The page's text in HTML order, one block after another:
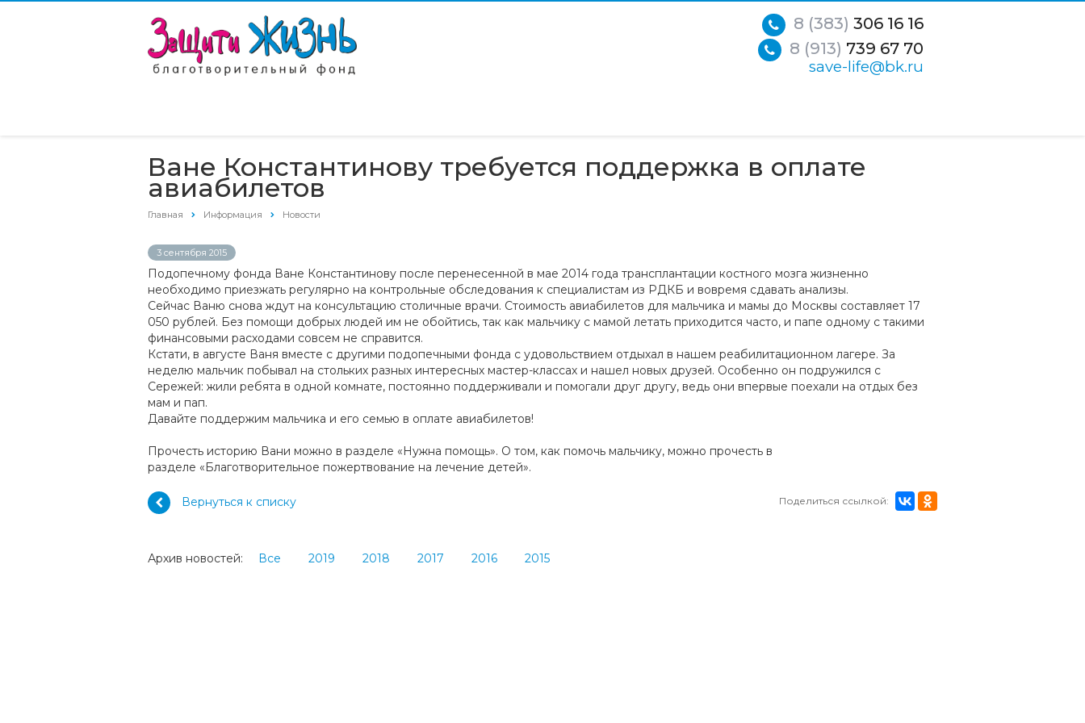
8 (383) 306 16 16
8 (913) 739 67 70
save-life@bk.ru
Ване Константинову требуется поддержка в оплате
авиабилетов
Главная Информация Новости
3 сентября 2015
Подопечному фонда Ване Константинову после перенесенной в мае 2014 года трансплантации костного мозга жизненно
необходимо приезжать регулярно на контрольные обследования к специалистам из РДКБ и вовремя сдавать анализы.
Сейчас Ваню снова ждут на консультацию столичные врачи. Стоимость авиабилетов для мальчика и мамы до Москвы составляет 17
050 рублей. Без помощи добрых людей им не обойтись, так как мальчику с мамой летать приходится часто, и папе одному с такими
финансовыми расходами совсем не справится.
Кстати, в августе Ваня вместе с другими подопечными фонда с удовольствием отдыхал в нашем реабилитационном лагере. За
неделю мальчик побывал на стольких разных интересных мастер-классах и нашел новых друзей. Особенно он подружился с
Сережей: жили ребята в одной комнате, постоянно поддерживали и помогали друг другу, ведь они впервые поехали на отдых без
мам и пап.
Давайте поддержим мальчика и его семью в оплате авиабилетов!
Прочесть историю Вани можно в разделе «Нужна помощь». О том, как помочь мальчику, можно прочесть в
разделе «Благотворительное пожертвование на лечение детей».
Поделиться ссылкой:
Вернуться к списку
Архив новостей: Все 2019 2018 2017 2016 2015